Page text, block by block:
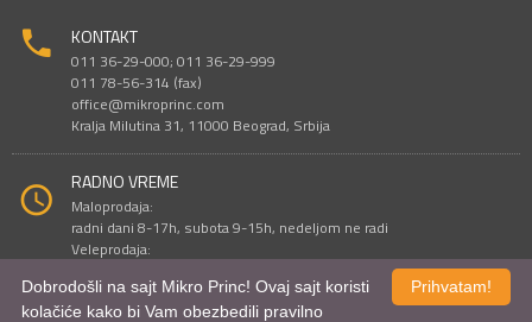
KONTAKT
011 36-29-000; 011 36-29-999
011 78-56-314 (fax)
office@mikroprinc.com
Kralja Milutina 31, 11000 Beograd, Srbija
RADNO VREME
Maloprodaja:
radni dani 8-17h, subota 9-15h, nedeljom ne radi
Veleprodaja:
Prihvatam!
Dobrodošli na sajt Mikro Princ! Ovaj sajt koristi
kolačiće kako bi Vam obezbedili pravilno